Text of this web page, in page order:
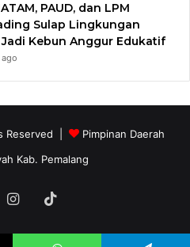
PAUD, dan LPM
Sulap Lingkungan
Kebun Anggur Edukatif
Reserved |
Pimpinan Daerah
Kab. Pemalang
Instagram